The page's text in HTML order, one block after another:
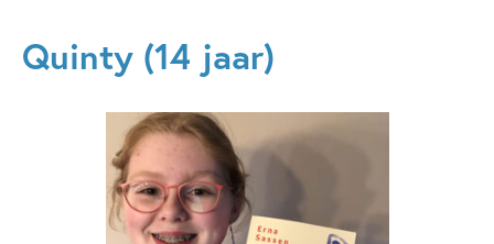
Quinty (14 jaar)